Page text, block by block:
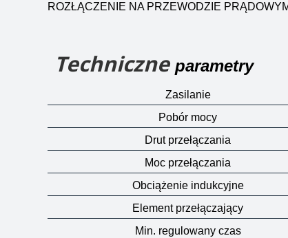
ROZŁĄCZENIE NA PRZEWODZIE
Techniczne parametry
Zasilanie
Pobór mocy
Drut przełączania
Moc przełączania
Obciążenie indukcyjne
Element przełączający
Min. regulowany czas